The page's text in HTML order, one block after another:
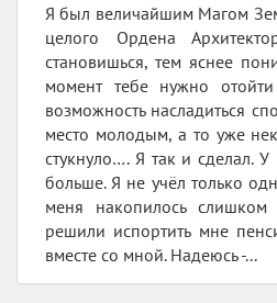
Я был величайшим Магом
целого Ордена
становишься, тем яснее
момент тебе нужно
возможность насладиться
место молодым, а то уже
стукнуло…. Я так и сделал.
больше. Я не учёл только
меня накопилось
решили испортить мне
вместе со мной. Надеюсь -...